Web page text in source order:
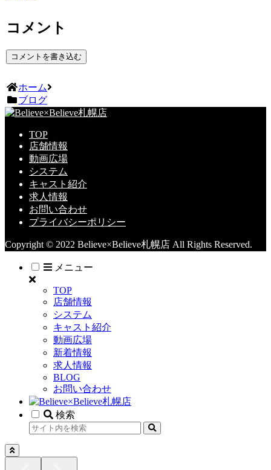
コメント
コメントを書き込む
ホーム
ブログ
TOP
店舗情報
動画広場
システム
キャスト紹介
求人情報
お問い合わせ
プライバシーポリシー
Copyright © 2022 Believe×Believe札幌店 All Rights Reserved.
メニュー
TOP
店舗情報
システム
キャスト紹介
動画広場
新着情報
求人情報
BLOG
お問い合わせ
検索